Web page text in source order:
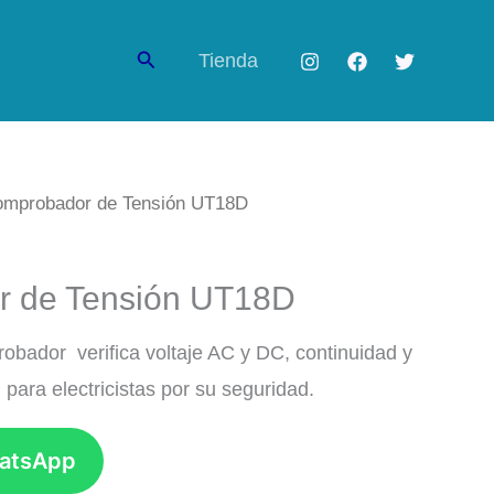
Buscar Tienda
de Tensión UT18D
de Tensión UT18D
verifica voltaje AC y DC, continuidad y
electricistas por su seguridad.